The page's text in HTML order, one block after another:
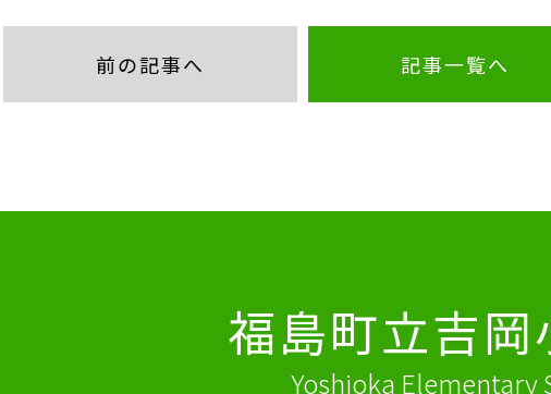
前の記事へ 記事一覧へ
福島町立吉岡
Yoshioka Elementary